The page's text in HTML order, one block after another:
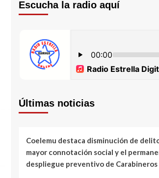
Escucha la radio aquí
Últimas noticias
Coelemu destaca disminución de
mayor connotación social y el
despliegue preventivo de Carabineros